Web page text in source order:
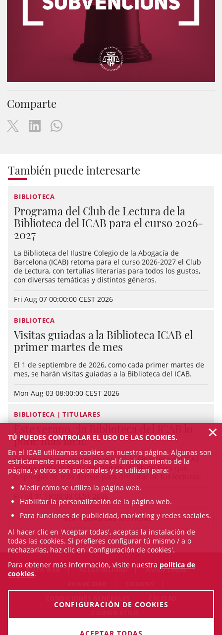
Comparte
También puede interesarte
BIBLIOTECA
Programa del Club de Lectura de la
Biblioteca del ICAB para el curso 2026-
2027
La Biblioteca del Ilustre Colegio de la Abogacía de
Barcelona (ICAB) retoma para el curso 2026-2027 el Club
de Lectura, con tertulias literarias para todos los gustos,
con diversas temáticas y distintos géneros.
Fri Aug 07 00:00:00 CEST 2026
BIBLIOTECA
Visitas guiadas a la Biblioteca ICAB el
primer martes de mes
El 1 de septiembre de 2026, como cada primer martes de
mes, se harán visitas guiadas a la Biblioteca del ICAB.
Mon Aug 03 08:00:00 CEST 2026
BIBLIOTECA | TITULARES
pone más fácil!
Durante las vacaciones de verano, la Biblioteca del ICAB
amplía el plazo de devolución de los libros para que
dispongas de más tiempo para disfrutar de tus lecturas.
VER TODAS LAS NOTICIAS
MAPA WEB ACCESIBILIDAD
AVISO LEGAL
© Fri Aug 07 23:20:11 CEST 2026 Il·lustre Col·legi de l'Advocacia
TÚ PUEDES CONTROLAR EL USO DE LAS COOKIES.
En el ICAB utilizamos cookies en nuestra página. Algunas son
estrictamente necesarias para el funcionamiento de la
página, y otros son opcionales y se utilizan para:
Medir cómo se utiliza la página web.
Habilitar la personalización de la página web.
Para funciones de publicidad, marketing y redes sociales.
Al hacer clic en 'Aceptar todas', aceptas la instalación de
todas las cookies. Si prefieres configurar tú mismo / a o
rechazarlas, haz clic en 'Configuración de cookies'.
Para obtener más información, visite nuestra política de
cookies.
CONFIGURACIÓN DE COOKIES
×